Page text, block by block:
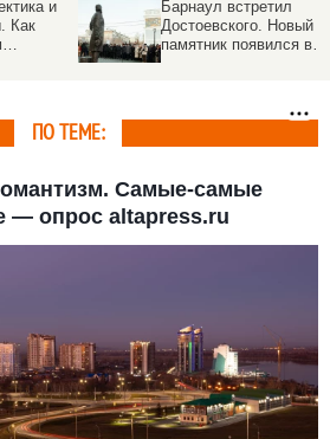
и
Как
Барнаул встретил
Достоевского. Новый
памятник появился в
ПО ТЕМЕ:
Самые-самые
— опрос altapress.ru